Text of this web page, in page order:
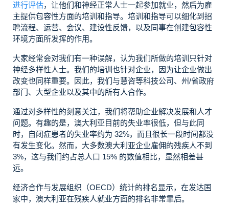
进行评估，让他们和神经正常人士一起参加就业，然后为雇
主提供包容性方面的培训和指导。培训和指导可以细化到招
聘流程、运营、会议、建设性反馈，以及同事在创建包容性
环境方面所发挥的作用。
大家经常会对我们有一种误解，认为我们所做的培训只针对
神经多样性人士。我们的培训也针对企业，因为让企业做出
改变也同样重要。因此，我们与慧咨等科技公司、州/省政府
部门、大型企业以及其中的所有人合作。
通过对多样性的刻意关注，我们将帮助企业解决发展和人才
问题。有趣的是，澳大利亚目前的失业率很低，但与此同
时，自闭症患者的失业率约为 32%，而且很长一段时间都没
有发生变化。然而，大多数澳大利亚企业雇佣的残疾人不到
3%，这与我们约占总人口 15% 的数值相比，显然相差甚
远。
经济合作与发展组织（OECD）统计的排名显示，在发达国
家中，澳大利亚在残疾人就业方面的排名非常靠后。